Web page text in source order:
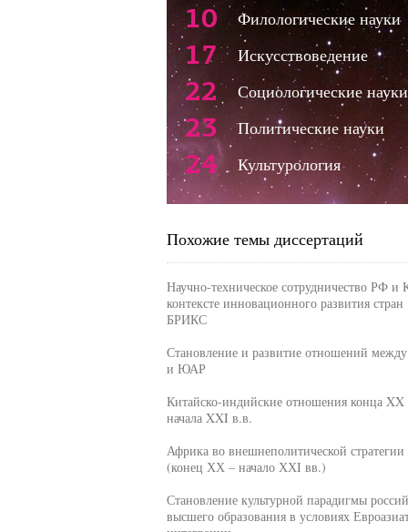
10 Филологические науки
17 Искусствоведение
22 Социологические науки
23 Политические науки
24 Культурология
Похожие темы диссертаций
Научно-техническое сотрудничество РФ и
контексте инновационного развития стран
БРИКС
Становление и развитие отношений
и ЮАР
Китайско-индийские отношения конца XX
начала XXI в.в.
Африка во внешнеполитической стратегии
(конец ХХ – начало ХХI вв.)
Становление культурной парадигмы
высшего образования в условиях